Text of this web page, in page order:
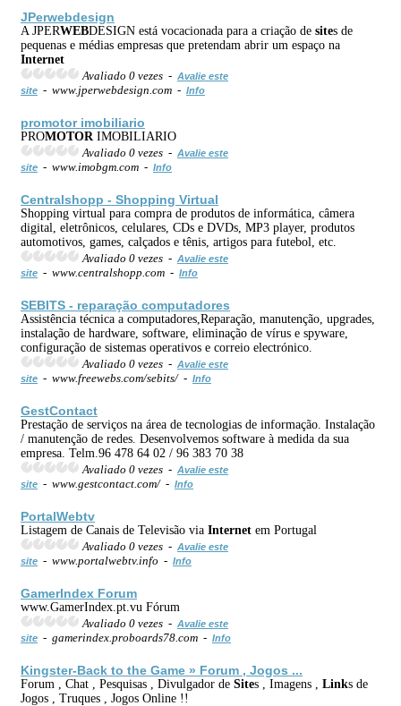
JPerwebdesign
A JPERWEBDESIGN está vocacionada para a criação de sites de
pequenas e médias empresas que pretendam abrir um espaço na
Internet
Avaliado 0 vezes - Avalie este
site - www.jperwebdesign.com - Info
promotorimobiliario
PROMOTOR IMOBILIARIO
Avaliado 0 vezes - Avalie este
site - www.imobgm.com - Info
Centralshopp - Shopping Virtual
Shopping virtual para compra de produtos de informática, câmera
digital, eletrônicos, celulares, CDs e DVDs, MP3 player, produtos
automotivos, games, calçados e tênis, artigos para futebol, etc.
Avaliado 0 vezes - Avalie este
site - www.centralshopp.com - Info
SEBITS - reparação computadores
Assistência técnica a computadores,Reparação, manutenção, upgrades,
instalação de hardware, software, eliminação de vírus e spyware,
configuração de sistemas operativos e correio electrónico.
Avaliado 0 vezes - Avalie este
site - www.freewebs.com/sebits/ - Info
GestContact
Prestação de serviços na área de tecnologias de informação. Instalação
/ manutenção de redes. Desenvolvemos software à medida da sua
empresa. Telm.96 478 64 02 / 96 383 70 38
Avaliado 0 vezes - Avalie este
site - www.gestcontact.com/ - Info
PortalWebtv
Listagem de Canais de Televisão via Internet em Portugal
Avaliado 0 vezes - Avalie este
site - www.portalwebtv.info - Info
GamerIndex Forum
www.GamerIndex.pt.vu Fórum
Avaliado 0 vezes - Avalie este
site - gamerindex.proboards78.com - Info
Kingster-Back to the Game » Forum , Jogos ...
Forum , Chat , Pesquisas , Divulgador de Sites , Imagens , Links de
Jogos , Truques , Jogos Online !!